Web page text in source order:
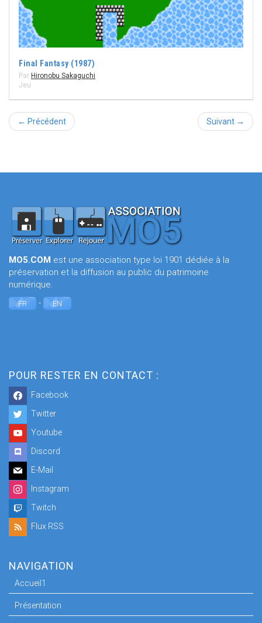
Final Fantasy (1987)
Par Hironobu Sakaguchi
Jeu
← Précédent Suivant →
MO5.COM est une association type loi 1901 dédiée à la
préservation et la diffusion au public du patrimoine
numérique.
FR - EN
POUR RESTER EN CONTACT :
Facebook
Twitter
Youtube
Discord
E-Mail
Instagram
Twitch
Flux RSS
NAVIGATION
Accueil1
Présentation